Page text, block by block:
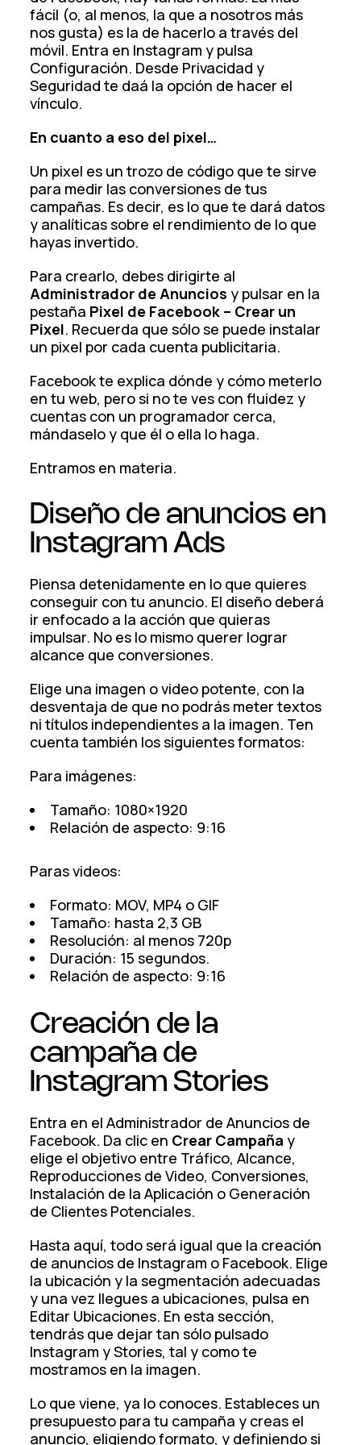
fácil (o, al menos, la que a nosotros más
nos gusta) es la de hacerlo a través del
móvil. Entra en Instagram y pulsa
Configuración. Desde Privacidad y
Seguridad te daá la opción de hacer el
vínculo.
En cuanto a eso del pixel…
Un pixel es un trozo de código que te sirve
para medir las conversiones de tus
campañas. Es decir, es lo que te dará datos
y analíticas sobre el rendimiento de lo que
hayas invertido.
Para crearlo, debes dirigirte al
Administrador de Anuncios y pulsar en la
pestaña Pixel de Facebook – Crear un
Pixel. Recuerda que sólo se puede instalar
un pixel por cada cuenta publicitaria.
Facebook te explica dónde y cómo meterlo
en tu web, pero si no te ves con fluidez y
cuentas con un programador cerca,
mándaselo y que él o ella lo haga.
Entramos en materia.
Diseño de anuncios en
Instagram Ads
Piensa detenidamente en lo que quieres
conseguir con tu anuncio. El diseño deberá
ir enfocado a la acción que quieras
impulsar. No es lo mismo querer lograr
alcance que conversiones.
Elige una imagen o video potente, con la
desventaja de que no podrás meter textos
ni títulos independientes a la imagen. Ten
cuenta también los siguientes formatos:
Para imágenes:
Tamaño: 1080×1920
Relación de aspecto: 9:16
Paras videos:
Formato: MOV, MP4 o GIF
Tamaño: hasta 2,3 GB
Resolución: al menos 720p
Duración: 15 segundos.
Relación de aspecto: 9:16
Creación de la
campaña de
Instagram Stories
Entra en el Administrador de Anuncios de
Facebook. Da clic en Crear Campaña y
elige el objetivo entre Tráfico, Alcance,
Reproducciones de Video, Conversiones,
Instalación de la Aplicación o Generación
de Clientes Potenciales.
Hasta aquí, todo será igual que la creación
de anuncios de Instagram o Facebook. Elige
la ubicación y la segmentación adecuadas
y una vez llegues a ubicaciones, pulsa en
Editar Ubicaciones. En esta sección,
tendrás que dejar tan sólo pulsado
Instagram y Stories, tal y como te
mostramos en la imagen.
Lo que viene, ya lo conoces. Estableces un
presupuesto para tu campaña y creas el
anuncio, eligiendo formato, y definiendo si